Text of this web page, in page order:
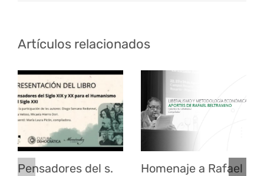
Artículos relacionados
Pensadores del s.
Homenaje a Rafael